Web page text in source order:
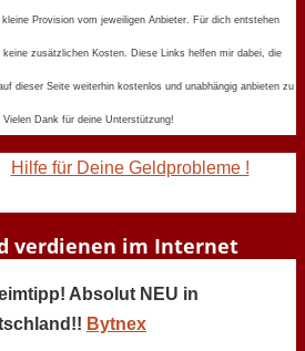
kleine Provision vom jeweiligen Anbieter. Für dich entstehen
keine zusätzlichen Kosten. Diese Links helfen mir dabei, die
dieser Seite weiterhin kostenlos und unabhängig anbieten zu
Vielen Dank für deine Unterstützung!
Hilfe für Deine Geldprobleme !
verdienen im Internet
Absolut NEU in
Bytnex